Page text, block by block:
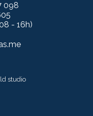
098
- 16h)
studio